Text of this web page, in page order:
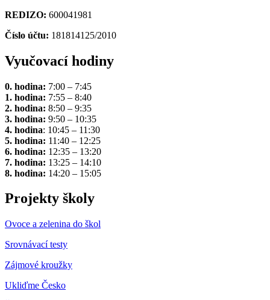
REDIZO: 600041981
Číslo účtu: 181814125/2010
Vyučovací hodiny
0. hodina: 7:00 – 7:45
1. hodina: 7:55 – 8:40
2. hodina: 8:50 – 9:35
3. hodina: 9:50 – 10:35
4. hodina: 10:45 – 11:30
5. hodina: 11:40 – 12:25
6. hodina: 12:35 – 13:20
7. hodina: 13:25 – 14:10
8. hodina: 14:20 – 15:05
Projekty školy
Ovoce a zelenina do škol
Srovnávací testy
Zájmové kroužky
Ukliďme Česko